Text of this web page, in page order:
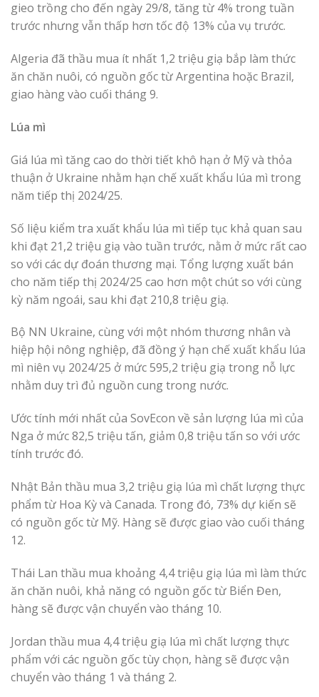
gieo trồng cho đến ngày 29/8, tăng từ 4% trong tuần
trước nhưng vẫn thấp hơn tốc độ 13% của vụ trước.
Algeria đã thầu mua ít nhất 1,2 triệu giạ bắp làm thức
ăn chăn nuôi, có nguồn gốc từ Argentina hoặc Brazil,
giao hàng vào cuối tháng 9.
Lúa mì
Giá lúa mì tăng cao do thời tiết khô hạn ở Mỹ và thỏa
thuận ở Ukraine nhằm hạn chế xuất khẩu lúa mì trong
năm tiếp thị 2024/25.
Số liệu kiểm tra xuất khẩu lúa mì tiếp tục khả quan sau
khi đạt 21,2 triệu giạ vào tuần trước, nằm ở mức rất cao
so với các dự đoán thương mại. Tổng lượng xuất bán
cho năm tiếp thị 2024/25 cao hơn một chút so với cùng
kỳ năm ngoái, sau khi đạt 210,8 triệu giạ.
Bộ NN Ukraine, cùng với một nhóm thương nhân và
hiệp hội nông nghiệp, đã đồng ý hạn chế xuất khẩu lúa
mì niên vụ 2024/25 ở mức 595,2 triệu giạ trong nỗ lực
nhằm duy trì đủ nguồn cung trong nước.
Ước tính mới nhất của SovEcon về sản lượng lúa mì của
Nga ở mức 82,5 triệu tấn, giảm 0,8 triệu tấn so với ước
tính trước đó.
Nhật Bản thầu mua 3,2 triệu giạ lúa mì chất lượng thực
phẩm từ Hoa Kỳ và Canada. Trong đó, 73% dự kiến ​​​​sẽ
có nguồn gốc từ Mỹ. Hàng sẽ được giao vào cuối tháng
12.
Thái Lan thầu mua khoảng 4,4 triệu giạ lúa mì làm thức
ăn chăn nuôi, khả năng có nguồn gốc từ Biển Đen,
hàng sẽ được vận chuyển vào tháng 10.
Jordan thầu mua 4,4 triệu giạ lúa mì chất lượng thực
phẩm với các nguồn gốc tùy chọn, hàng sẽ được vận
chuyển vào tháng 1 và tháng 2.